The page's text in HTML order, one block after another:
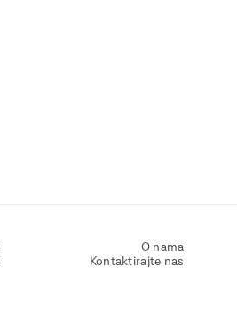
O nama
Kontaktirajte nas